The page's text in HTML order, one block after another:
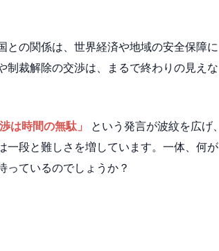
の関係は、世界経済や地域の安全保障に
裁解除の交渉は、まるで終わりの見えな
は時間の無駄」
という発言が波紋を広げ、
一段と難しさを増しています。一体、何が
っているのでしょうか？